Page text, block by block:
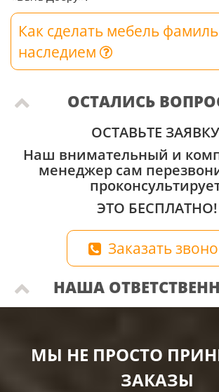
Как сделать мебель
наследием
ОСТАЛИСЬ
ОСТАВЬТЕ
Наш внимательный и
менеджер сам
ЭТО БЕСПЛАТНО!
Заказать
НАША
МЫ НЕ ПРОСТО
ЗАКАЗЫ